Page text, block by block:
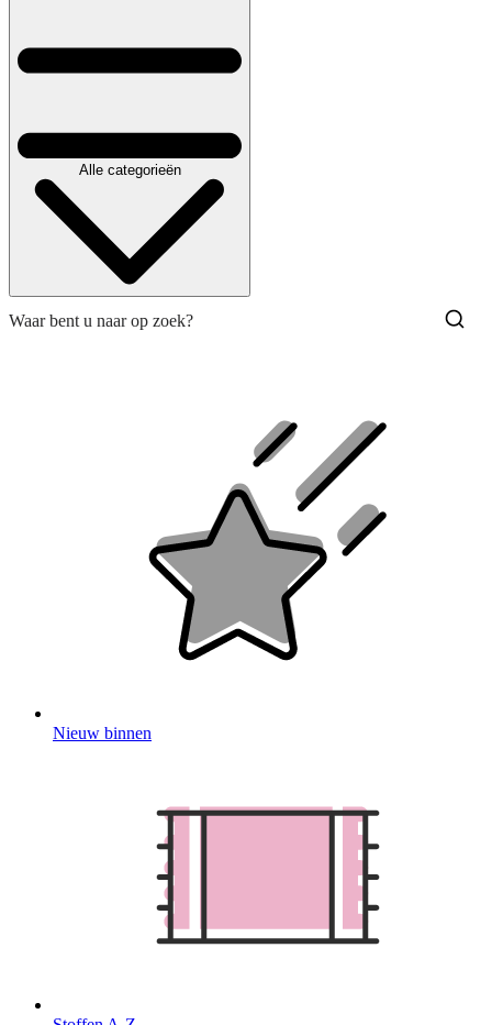
Alle categorieën
Nieuw binnen